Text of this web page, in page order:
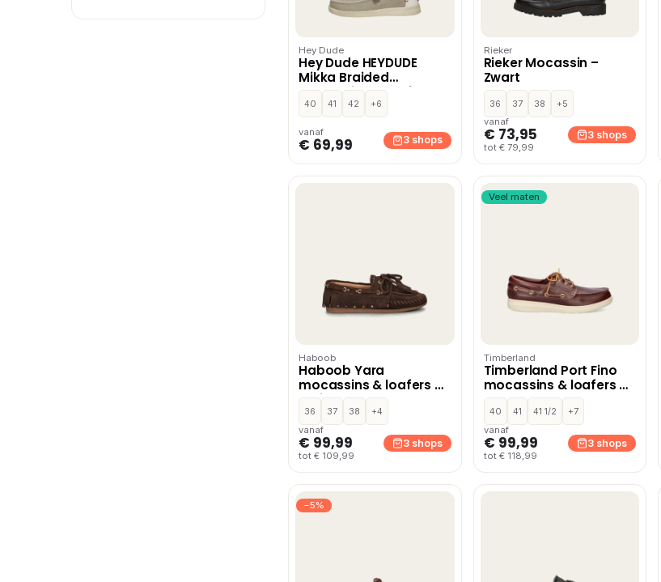
Hey Dude
Hey Dude HEYDUDE
Mikka Braided
mocassins & loafers –
Wit
40 41 42 +6
vanaf
€ 69,99 3 shops
Rieker
Rieker Mocassin –
Zwart
36 37 38
+5
vanaf
€ 73,95
tot € 79,99
3 shops
Haboob
Haboob Yara
mocassins & loafers –
Bruin
36 37 38
+4
vanaf
€ 99,99
tot € 109,99
3 shops
Veel maten
Timberland
Timberland Port Fino
mocassins & loafers –
Rood
40 41 41 1/2
+7
vanaf
€ 99,99
tot € 118,99
3 shops
−5%